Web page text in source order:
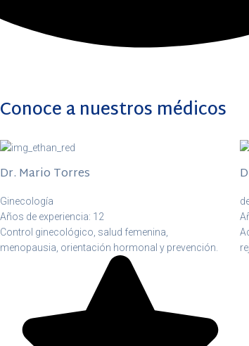
Conoce a nuestros médicos
Dr. Mario Torres
Ginecología
Años de experiencia: 12
Control ginecológico, salud femenina,
menopausia, orientación hormonal y prevención.